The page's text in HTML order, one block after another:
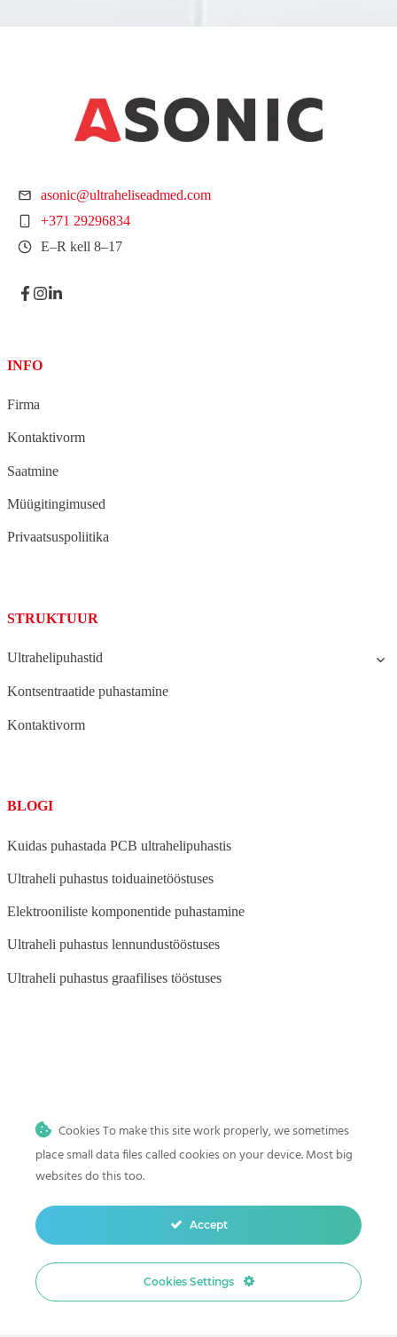
asonic@ultraheliseadmed.com
+371 29296834
E–R kell 8–17
INFO
Firma
Kontaktivorm
Saatmine
Müügitingimused
Privaatsuspoliitika
STRUKTUUR
Ultrahelipuhastid
Kontsentraatide puhastamine
Kontaktivorm
BLOGI
Kuidas puhastada PCB ultrahelipuhastis
Ultraheli puhastus toiduainetööstuses
Elektrooniliste komponentide puhastamine
Ultraheli puhastus lennundustööstuses
Ultraheli puhastus graafilises tööstuses
Ultraheli puhastus meditsiini-, tätoveeringu- ja hambaravi
kliinikutele
Ultraheli puhastus kodus
Mis on ultraheli puhastus? Sügava ja täpse puhastuse teaduslik alus
Ultraheli puhastamine hambaravi instrumendid
Cookies To make this site work properly, we sometimes
place small data files called cookies on your device. Most big
websites do this too.
Accept
Cookies Settings